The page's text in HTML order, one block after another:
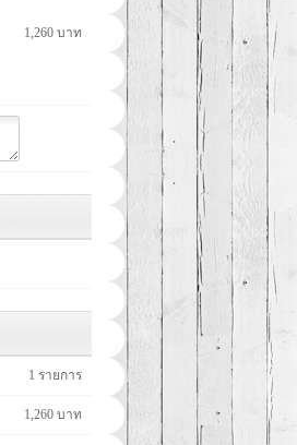
1,260 บาท
1 รายการ
1,260 บาท